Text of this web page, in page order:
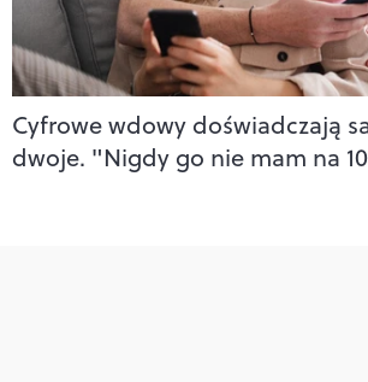
Cyfrowe wdowy doświadczają
dwoje. "Nigdy go nie mam na